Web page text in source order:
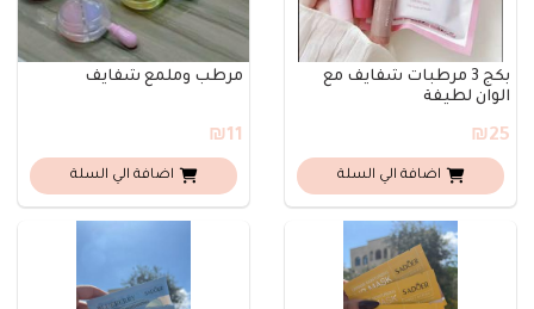
بكج 3 مرطبات شفايف مع
الوان لطيفة
₪25
اضافة الي السلة
مرطب وملمع شفايف
₪11
اضافة الي السلة